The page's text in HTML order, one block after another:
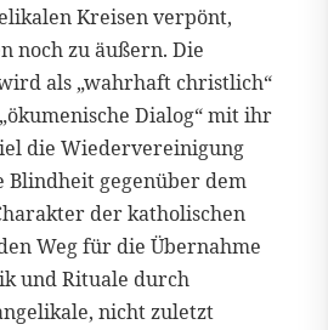
Kreisen verpönt,
noch zu äußern. Die
als „wahrhaft christlich“
Dialog“ mit ihr
die Wiedervereinigung
Blindheit gegenüber dem
der katholischen
Weg für die Übernahme
und Rituale durch
nicht zuletzt